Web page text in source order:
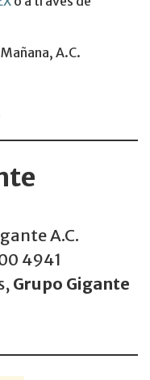
A.C.
A.C.
4941
Grupo Gigante